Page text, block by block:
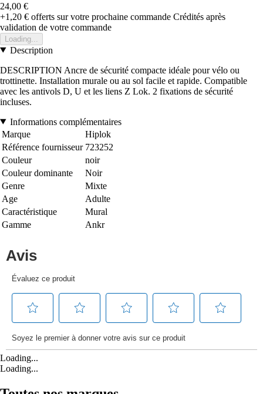
24,00 €
+1,20 € offerts sur votre prochaine commande Crédités après
validation de votre commande
Loading...
Description
DESCRIPTION Ancre de sécurité compacte idéale pour vélo ou
trottinette. Installation murale ou au sol facile et rapide. Compatible
avec les antivols D, U et les liens Z Lok. 2 fixations de sécurité
incluses.
Informations complémentaires
Marque
Hiplok
Référence fournisseur 723252
Couleur
noir
Couleur dominante
Noir
Genre
Mixte
Age
Adulte
Caractéristique
Mural
Gamme
Ankr
Loading...
Loading...